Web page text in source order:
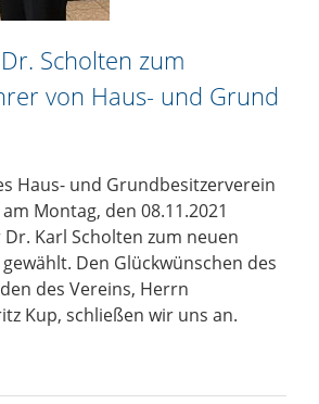
Scholten zum
von Haus- und Grund
Haus- und Grundbesitzerverein
Montag, den 08.11.2021
Karl Scholten zum neuen
Den Glückwünschen des
des Vereins, Herrn
Kup, schließen wir uns an.